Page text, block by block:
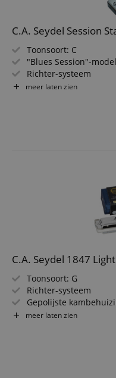
C.A. Seydel Session
Toonsoort: C
"Blues Session"-model
Richter-systeem
Afgerond kunststof
Inclusief leren etui
meer laten zien
C.A. Seydel 1847
Toonsoort: G
Richter-systeem
Gepolijste
Glanzende
20 gepolijste
Inclusief etui en
meer laten zien